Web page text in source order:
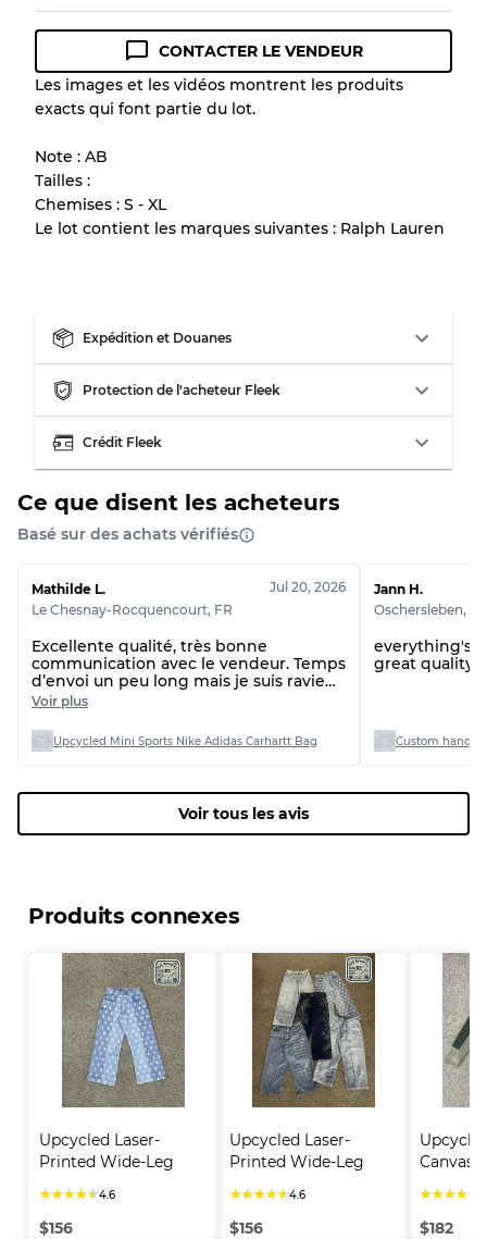
Guide des conditions
Tous les produits incluent un niveau de
de chaque article avant l'achat.
Il y a une marge d'erreur allant jusqu'à
en raison de la vente en gros
Qualité BPeu utilisé
Qualité CUsure visible avec taches
Répartition pour ratios mixtes
Qualité AB
70% A, 30% B
Qualité BC
60% B, 40% C
CONTACTER LE VENDEUR
Les images et les vidéos montrent les produits
exacts qui font partie du lot.
Note : AB
Tailles :
Chemises : S - XL
Le lot contient les marques suivantes : Ralph Lauren
Expédition et Douanes
Protection de l'acheteur Fleek
Crédit Fleek
Ce que disent les acheteurs
Basé sur des achats vérifiés
Mathilde L.
Le Chesnay-Rocquencourt, FR
Jul 20, 2026
Excellente qualité, très bonne
communication avec le vendeur. Temps
d’envoi un peu long mais je suis ravie
de ma commande
Voir plus
Upcycled Mini Sports Nike Adidas Carhartt Bag
Jann H.
Oschersleben,
everything's
great quality
Custom
Voir tous les avis
Produits connexes
Upcycled Laser-
Printed Wide-Leg
Jea..
★★★★★4.6
$156
Upcycled Laser-
Printed Wide-Leg
Jea..
★★★★★4.6
$156
Canvas
★★★★★
$182